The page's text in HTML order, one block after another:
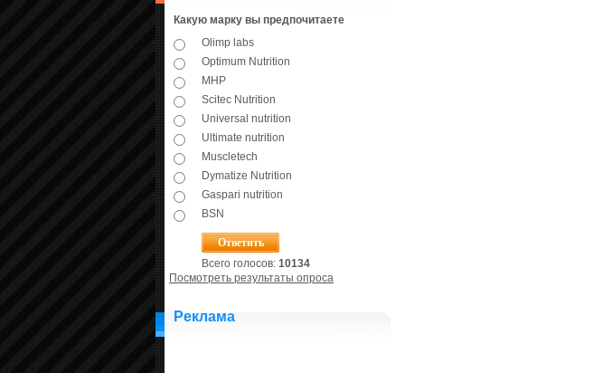
Какую марку вы предпочитаете
Olimp labs
Optimum Nutrition
MHP
Scitec Nutrition
Universal nutrition
Ultimate nutrition
Muscletech
Dymatize Nutrition
Gaspari nutrition
BSN
Всего голосов: 10134
Посмотреть результаты опроса
Реклама